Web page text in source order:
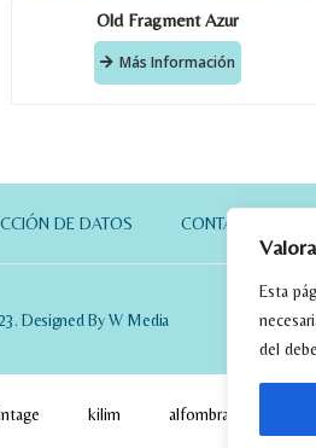
Esta
del
Old Fragment Azur
Más Información
DE DATOS CONTACTO
Designed By W Media
kilim alfombras patchwork